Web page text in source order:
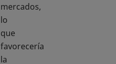
mercados,
lo
que
favorecería
la